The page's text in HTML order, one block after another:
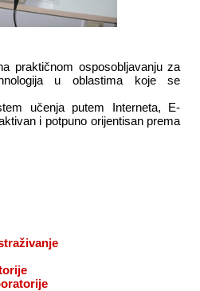
praktičnom osposobljavanju za
u oblastima koje se
učenja putem Interneta, E-
i potpuno orijentisan prema